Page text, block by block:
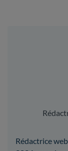
Rédactrice